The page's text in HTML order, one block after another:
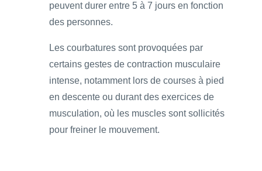
peuvent durer entre 5 à 7 jours en fonction
des personnes.
Les courbatures sont provoquées par
certains gestes de contraction musculaire
intense, notamment lors de courses à pied
en descente ou durant des exercices de
musculation, où les muscles sont sollicités
pour freiner le mouvement.